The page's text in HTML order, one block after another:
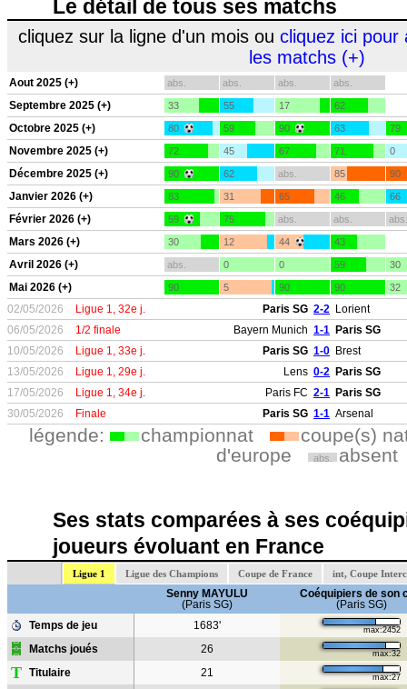
Le détail de tous ses matchs
cliquez sur la ligne d'un mois ou cliquez ici pour
les matchs (+)
Aout 2025 (+) abs. abs. abs. abs.
Septembre 2025 (+) 33 55 17 62
Octobre 2025 (+) 80 59 90 63 79
Novembre 2025 (+) 72 45 67 71 0
Décembre 2025 (+) 90 62 abs. 85 90
Janvier 2026 (+) 83 31 65 46 66
Février 2026 (+) 59 75 abs. abs. abs.
Mars 2026 (+) 30 12 44 43
Avril 2026 (+) abs. 0 0 59 30
Mai 2026 (+) 90 5 90 90 32
02/05/2026 Ligue 1, 32e j. Paris SG 2-2 Lorient
06/05/2026
1/2 finale Bayern Munich 1-1 Paris SG
10/05/2026
Ligue 1, 33e j. Paris SG 1-0 Brest
13/05/2026
Ligue 1, 29e j. Lens 0-2 Paris SG
17/05/2026
Ligue 1, 34e j. Paris FC 2-1 Paris SG
30/05/2026
Finale Paris SG 1-1 Arsenal
légende: championnat
coupe(s)
d'europe
abs. absent
Ses stats comparées à ses
joueurs évoluant en France
Ligue 1 Ligue des Champions Coupe de France int, Coupe
Senny MAYULU
(Paris SG)
Coéquipiers de son
(Paris SG)
Temps de jeu
1683' max:2452
Matchs joués 26 max:32
T Titulaire 21 max:27